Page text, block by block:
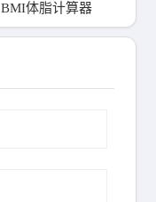
BMI体脂计算器